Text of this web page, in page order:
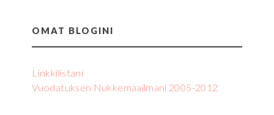
OMAT BLOGINI
Linkkilistani
Vuodatuksen Nukkemaailmani 2005-2012